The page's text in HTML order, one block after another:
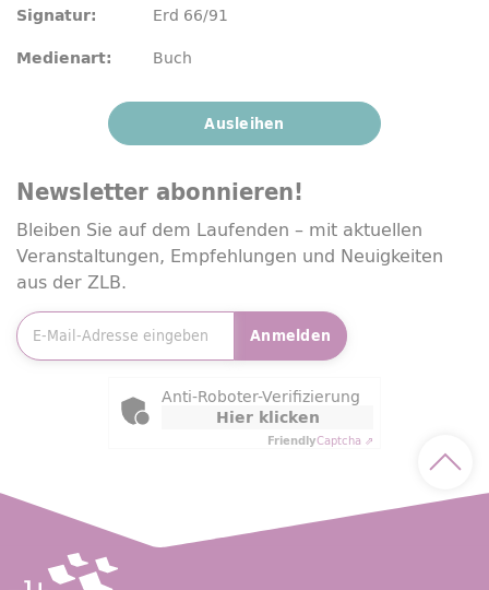
Signatur: Erd 66/91
Medienart: Buch
Ausleihen
Newsletter abonnieren!
Bleiben Sie auf dem Laufenden – mit aktuellen
Veranstaltungen, Empfehlungen und Neuigkeiten
aus der ZLB.
Anmelden
Friendly Captcha
Anti-Roboter-Verifizierung
Hier klicken
FriendlyCaptcha ⇗